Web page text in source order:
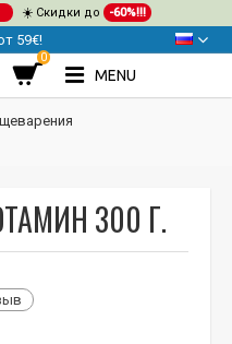
☀️ Скидки до -60%!!!
59€!
0
MENU
300 Г.